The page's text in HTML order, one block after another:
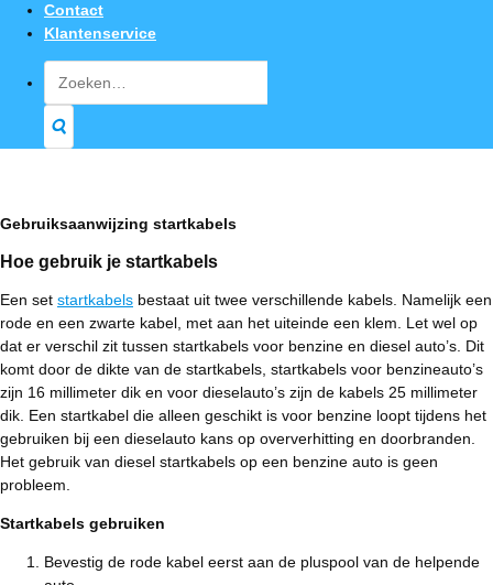
Contact
Klantenservice
naar:
Gebruiksaanwijzing startkabels
Hoe gebruik je startkabels
Een set startkabels bestaat uit twee verschillende kabels. Namelijk een
rode en een zwarte kabel, met aan het uiteinde een klem. Let wel op
dat er verschil zit tussen startkabels voor benzine en diesel auto’s. Dit
komt door de dikte van de startkabels, startkabels voor benzineauto’s
zijn 16 millimeter dik en voor dieselauto’s zijn de kabels 25 millimeter
dik. Een startkabel die alleen geschikt is voor benzine loopt tijdens het
gebruiken bij een dieselauto kans op oververhitting en doorbranden.
Het gebruik van diesel startkabels op een benzine auto is geen
probleem.
Startkabels gebruiken
Bevestig de rode kabel eerst aan de pluspool van de helpende